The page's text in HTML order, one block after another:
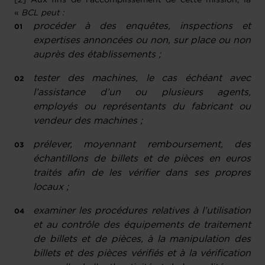
« BCL peut :
procéder à des
enquêtes, inspections et
expertises annoncées ou non, sur place ou non
auprès des établissements ;
tester des machines, le cas échéant avec
l’assistance d’un ou plusieurs agents,
employés ou représentants du fabricant ou
vendeur des machines ;
prélever, moyennant remboursement, des
échantillons de billets et de pièces en euros
traités afin de les vérifier dans ses propres
locaux ;
examiner les procédures relatives à l’utilisation
et au contrôle des équipements de traitement
de billets et de pièces, à la manipulation des
billets et des pièces vérifiés et à la vérification